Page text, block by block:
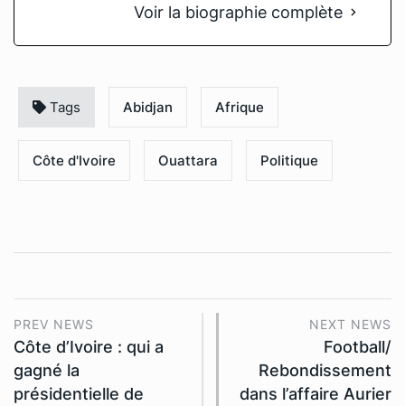
Voir la biographie complète
Tags Abidjan Afrique
Côte d'Ivoire Ouattara Politique
PREV NEWS
Côte d’Ivoire : qui a
gagné la
présidentielle de
NEXT NEWS
Football/
Rebondissement
dans l’affaire Aurier